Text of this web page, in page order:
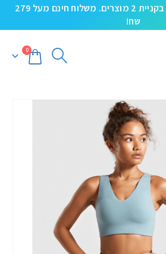
5% הנחה קופון TAKE5 בקניית 2 מוצרים. משלוח חינם מעל 279
שח!
0